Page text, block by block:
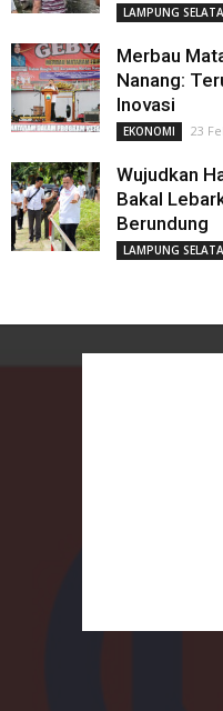
LAMPUNG
Merbau
Nanang:
Inovasi
EKONOMI 23
Wujudkan
Bakal
Berundung
LAMPUNG